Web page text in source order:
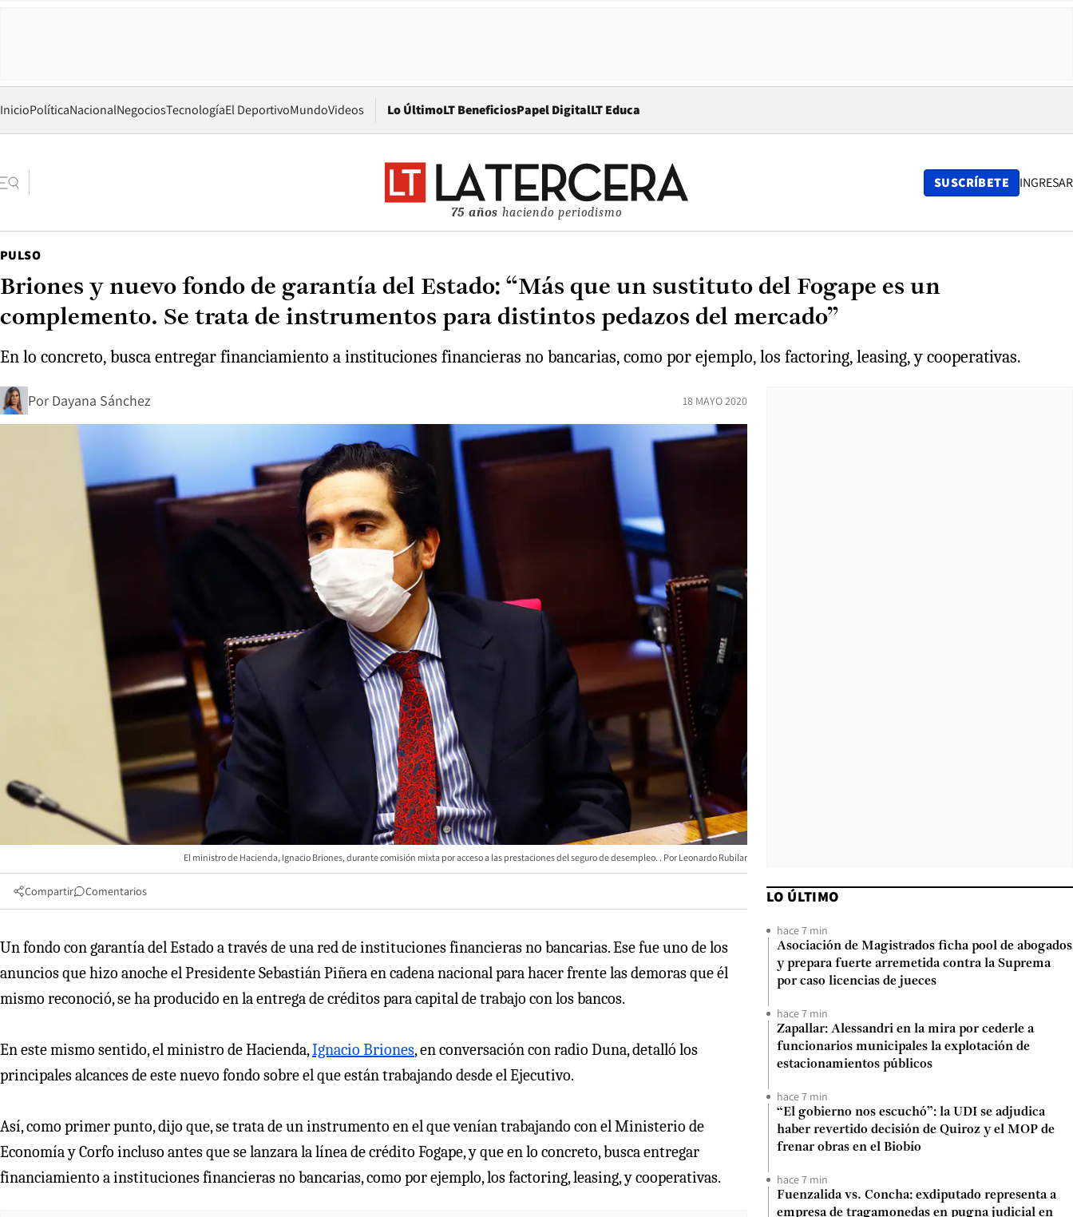
InicioPolíticaNacionalNegociosTecnologíaEl DeportivoMundoVideos Lo ÚltimoLT BeneficiosPapel DigitalOpens in new window
LT Educa
75 años haciendo periodismo
SUSCRÍBETE INGRESAR
PULSO
Briones y nuevo fondo de garantía del Estado: “Más que un sustituto del Fogape es un
complemento. Se trata de instrumentos para distintos pedazos del mercado”
En lo concreto, busca entregar financiamiento a instituciones financieras no bancarias, como por ejemplo, los factoring, leasing, y cooperativas.
Por Dayana Sánchez 18 MAYO 2020
El ministro de Hacienda, Ignacio Briones, durante comisión mixta por acceso a las prestaciones del seguro de desempleo. Leonardo Rubilar
Compartir Comentarios
Un fondo con garantía del Estado a través de una red de instituciones financieras no bancarias. Ese fue uno de los
anuncios que hizo anoche el Presidente Sebastián Piñera en cadena nacional para hacer frente las demoras que él
mismo reconoció, se ha producido en la entrega de créditos para capital de trabajo con los bancos.
En este mismo sentido, el ministro de Hacienda,Ignacio Briones, en conversación con radio Duna, detalló los
principales alcances de este nuevo fondo sobre el que están trabajando desde el Ejecutivo.
Así, como primer punto, dijo que, se trata de un instrumento en el que venían trabajando con el Ministerio de
Economía y Corfo incluso antes que se lanzara la línea de crédito Fogape, y que en lo concreto, busca entregar
financiamiento a instituciones financieras no bancarias, como por ejemplo, los factoring, leasing, y cooperativas.
LO ÚLTIMO
hace 7 min
Asociación de Magistrados ficha pool de abogados
y prepara fuerte arremetida contra la Suprema
por caso licencias de jueces
hace 7 min
Zapallar: Alessandri en la mira por cederle a
funcionarios municipales la explotación de
estacionamientos públicos
hace 7 min
“El gobierno nos escuchó”: la UDI se adjudica
haber revertido decisión de Quiroz y el MOP de
frenar obras en el Biobío
hace 7 min
Fuenzalida vs. Concha: exdiputado representa a
empresa de tragamonedas en pugna judicial en